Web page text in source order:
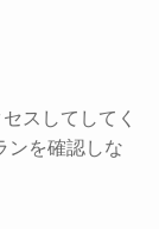
スしてしてく
ンを確認しな